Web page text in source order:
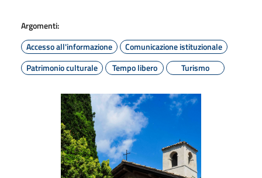
Argomenti:
Accesso all'informazione
Comunicazione istituzionale
Patrimonio culturale
Tempo libero Turismo